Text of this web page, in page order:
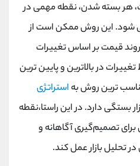
هر بسته شدن، نقطه مهمی در
‌شود. این روش ممکن است از
قیمت بر اساس تغییرات
در بالاترین و پایین ‌ترین
ترین روش به استراتژی
بستگی دارد. در این راستا،نقطه
برای تصمیم‌گیری آگاهانه و
تحلیل بازار عمل کند.